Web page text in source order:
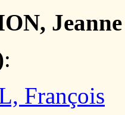
Jeanne
:
François